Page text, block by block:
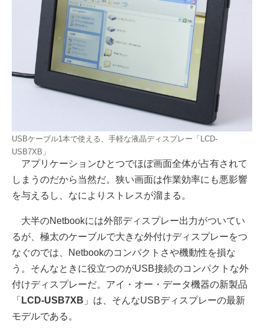
USBケーブル1本で使える、手軽な液晶ディスプレー「LCD-
USB7XB」
アプリケーションひとつでほぼ画面全体が占有されて
しまうのだから当然だ。狭い画面は作業効率にも悪影響
を与えるし、なによりストレスが溜まる。
大半のNetbookには外部ディスプレー出力がついてい
るが、極太のケーブルで大きな外付けディスプレーをつ
なぐのでは、Netbookのコンパクトさや機動性を損な
う。そんなときに役立つのがUSB接続のコンパクトな外
付けディスプレーだ。アイ・オー・データ機器の新製品
「 LCD-USB7XB 」は、そんなUSBディスプレーの最新
モデルである。